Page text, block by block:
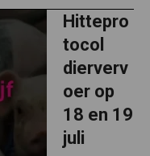
Hittepro
tocol
dierverv
oer op
18 en 19
juli